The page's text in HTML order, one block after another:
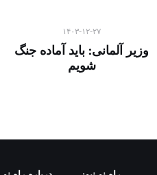
۱۴۰۳-۱۲-۲۷
وزیر آلمانی: باید آماده جنگ
شویم